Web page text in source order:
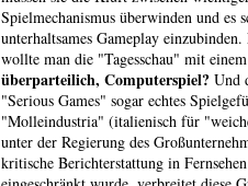
Spielmechanismus überwinden und es
unterhaltsames Gameplay
wollte man die "Tagesschau" mit
überparteilich, Computerspiel? Und
"Serious Games" sogar echtes
"Molleindustria" (italienisch für
unter der Regierung des
kritische Berichterstattung in